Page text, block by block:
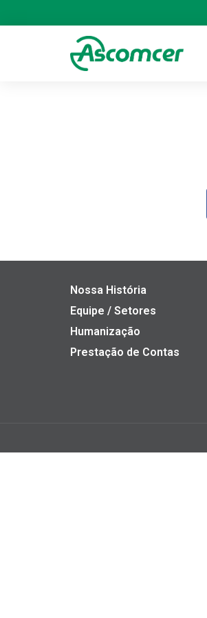
Nossa História
Equipe / Setores
Humanização
Prestação de Contas